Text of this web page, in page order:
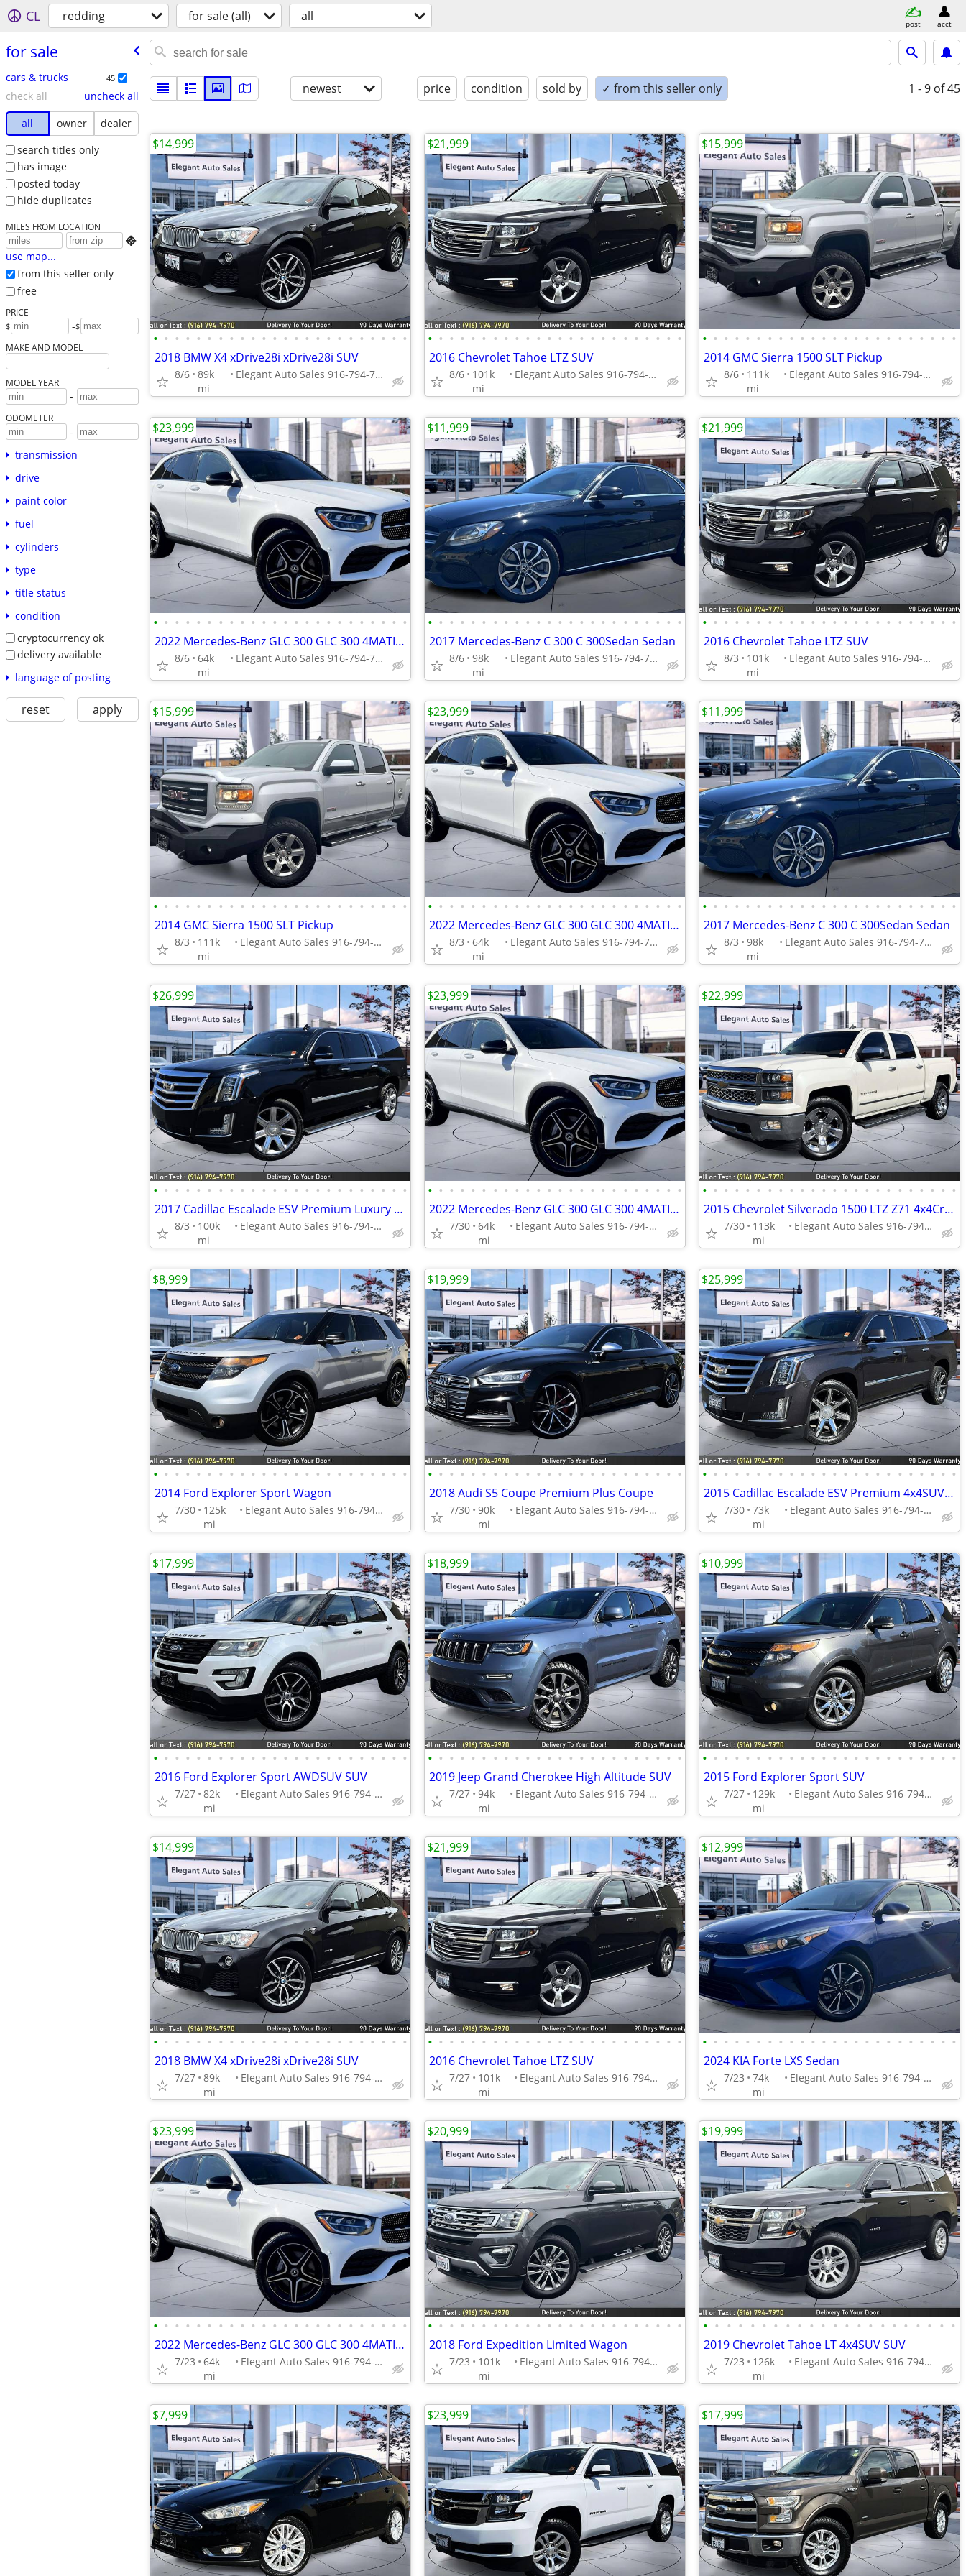
CL redding for sale (all) all post acct
for sale
cars & trucks 45
check all
uncheck all
all
owner
dealer
search titles only
has image
posted today
hide duplicates
MILES FROM LOCATION

use map...
from this seller only
free
PRICE
$ -$
MAKE AND MODEL
MODEL YEAR
-
ODOMETER
-
transmission
drive
paint color
fuel
cylinders
type
title status
condition
cryptocurrency ok
delivery available
language of posting
reset apply
newest price condition sold by ✓ from this seller only 1 - 9 of 45
• • • • • • • • • • • • • • • • • • • • • • • •
2018 BMW X4 xDrive28i xDrive28i SUV
8/6 89k
mi
Elegant Auto Sales 916-794-7970
$14,999
• • • • • • • • • • • • • • • • • • • • • • • •
2016 Chevrolet Tahoe LTZ SUV
8/6
101k
mi
Elegant Auto Sales 916-794-7970
$21,999
• • • • • • • • • • • • • • • • • • • • • • • •
2014 GMC Sierra 1500 SLT Pickup
8/6
111k
mi
Elegant Auto Sales 916-794-7970
$15,999
• • • • • • • • • • • • • • • • • • • • • • • •
2022 Mercedes-Benz GLC 300 GLC 300 4MATIC AWDSUV SUV
8/6 64k
mi
Elegant Auto Sales 916-794-7970
$23,999
• • • • • • • • • • • • • • • • • • • • • • • •
2017 Mercedes-Benz C 300 C 300Sedan Sedan
8/6 98k
mi
Elegant Auto Sales 916-794-7970
$11,999
• • • • • • • • • • • • • • • • • • • • • • • •
2016 Chevrolet Tahoe LTZ SUV
8/3
101k
mi
Elegant Auto Sales 916-794-7970
$21,999
• • • • • • • • • • • • • • • • • • • • • • • •
2014 GMC Sierra 1500 SLT Pickup
8/3
111k
mi
Elegant Auto Sales 916-794-7970
$15,999
• • • • • • • • • • • • • • • • • • • • • • • •
2022 Mercedes-Benz GLC 300 GLC 300 4MATIC AWDSUV SUV
8/3
64k
mi
Elegant Auto Sales 916-794-7970
$23,999
• • • • • • • • • • • • • • • • • • • • • • • •
2017 Mercedes-Benz C 300 C 300Sedan Sedan
8/3
98k
mi
Elegant Auto Sales 916-794-7970
$11,999
• • • • • • • • • • • • • • • • • • • • • • • •
2017 Cadillac Escalade ESV Premium Luxury SUV
8/3
100k
mi
Elegant Auto Sales 916-794-7970
$26,999
• • • • • • • • • • • • • • • • • • • • • • • •
2022 Mercedes-Benz GLC 300 GLC 300 4MATIC AWDSUV SUV
7/30 64k
mi
Elegant Auto Sales 916-794-7970
$23,999
• • • • • • • • • • • • • • • • • • • • • • • •
2015 Chevrolet Silverado 1500 LTZ Z71 4x4Crew Cab 5.8 ft. SB Pickup
7/30
113k
mi
Elegant Auto Sales 916-794-7970
$22,999
• • • • • • • • • • • • • • • • • • • • • • • •
2014 Ford Explorer Sport Wagon
7/30
125k
mi
Elegant Auto Sales 916-794-7970
$8,999
• • • • • • • • • • • • • • • • • • • • • • • •
2018 Audi S5 Coupe Premium Plus Coupe
7/30 90k
mi
Elegant Auto Sales 916-794-7970
$19,999
• • • • • • • • • • • • • • • • • • • • • • • •
2015 Cadillac Escalade ESV Premium 4x4SUV SUV
7/30 73k
mi
Elegant Auto Sales 916-794-7970
$25,999
• • • • • • • • • • • • • • • • • • • • • • • •
2016 Ford Explorer Sport AWDSUV SUV
7/27 82k
mi
Elegant Auto Sales 916-794-7970
$17,999
• • • • • • • • • • • • • • • • • • • • • • • •
2019 Jeep Grand Cherokee High Altitude SUV
7/27 94k
mi
Elegant Auto Sales 916-794-7970
$18,999
• • • • • • • • • • • • • • • • • • • • • • • •
2015 Ford Explorer Sport SUV
7/27
129k
mi
Elegant Auto Sales 916-794-7970
$10,999
• • • • • • • • • • • • • • • • • • • • • • • •
2018 BMW X4 xDrive28i xDrive28i SUV
7/27 89k
mi
Elegant Auto Sales 916-794-7970
$14,999
• • • • • • • • • • • • • • • • • • • • • • • •
2016 Chevrolet Tahoe LTZ SUV
7/27
101k
mi
Elegant Auto Sales 916-794-7970
$21,999
• • • • • • • • • • • • • • • • • • • • • • • •
2024 KIA Forte LXS Sedan
7/23
74k
mi
Elegant Auto Sales 916-794-7970
$12,999
• • • • • • • • • • • • • • • • • • • • • • • •
2022 Mercedes-Benz GLC 300 GLC 300 4MATIC AWDSUV SUV
7/23
64k
mi
Elegant Auto Sales 916-794-7970
$23,999
• • • • • • • • • • • • • • • • • • • • • • • •
2018 Ford Expedition Limited Wagon
7/23
101k
mi
Elegant Auto Sales 916-794-7970
$20,999
• • • • • • • • • • • • • • • • • • • • • •
2019 Chevrolet Tahoe LT 4x4SUV SUV
7/23
126k
mi
Elegant Auto Sales 916-794-7970
$19,999
$7,999 $23,999 $17,999